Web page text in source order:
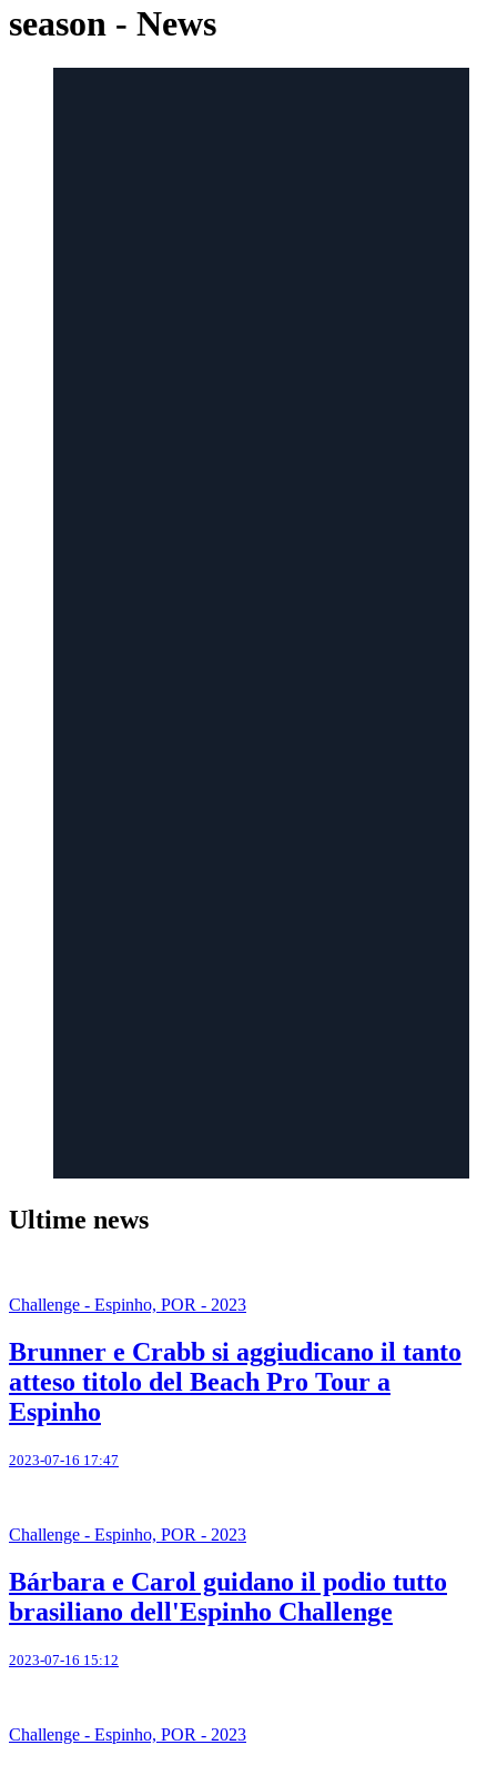
season - News
Ultime news
Challenge - Espinho, POR - 2023
Brunner e Crabb si aggiudicano il tanto
atteso titolo del Beach Pro Tour a
Espinho
2023-07-16 17:47
Challenge - Espinho, POR - 2023
Bárbara e Carol guidano il podio tutto
brasiliano dell'Espinho Challenge
2023-07-16 15:12
Challenge - Espinho, POR - 2023